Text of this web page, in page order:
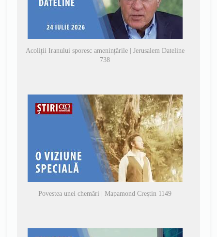
Acoliții Iranului sporesc amenințările | Jerusalem Dateline
738
Povestea unei chemări | Mapamond Creștin 1149